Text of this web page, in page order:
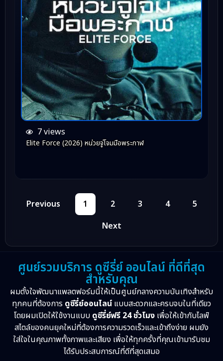
7 views
Elite Force (2026) หน่วยจู่โจมมือพระกาฬ
Previous 1 2 3 4
5
Next
ศูนย์รวมบริการ ดูซีรี่ย์ ออนไลน์ ที่ดีที่สุด
สำหรับคุณ
ผมตั้งใจพัฒนาแพลตฟอร์มนี้ให้เป็นศูนย์กลางความบันเทิงสำหรับ
ทุกคนที่ต้องการ ดูซีรี่ย์ออนไลน์ แบบสะดวกและครบจบในที่เดียว
โดยผมเปิดให้ใช้งานแบบ ดูซีรี่ย์ฟรี 24 ชั่วโมง เพื่อให้เข้ากับไลฟ์
สไตล์ของคนยุคใหม่ที่ต้องการความรวดเร็วและเข้าถึงง่าย ผมยัง
ใส่ใจในคุณภาพทั้งภาพและเสียง เพื่อให้ทุกครั้งที่คุณเข้ามารับชม
ได้รับประสบการณ์ที่ดีที่สุดเสมอ